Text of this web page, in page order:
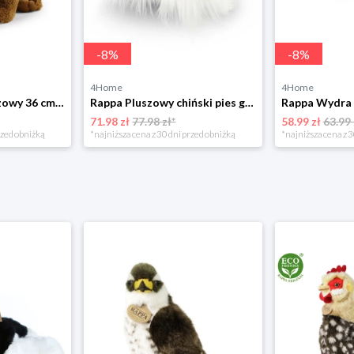
Rappa Mamut pluszowy 36 cm ECO - FRIENDLY
obniżką
-8%
4Home
Rappa Pluszowy chiński pies grzywacz - łabędź, 30 cm ECO - FRIENDLY
71.98 zł77.98 zł*
*najniższa cena z 30 dni przed obniżką
-8%
4Home
58.99 zł63.99
*najniższa cena z